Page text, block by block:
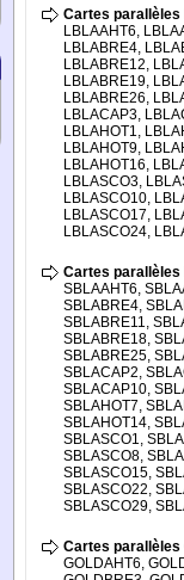
Cartes
LBLAAHT6,
LBLABRE4,
LBLABRE12,
LBLABRE19,
LBLABRE26,
LBLACAP3,
LBLAHOT1,
LBLAHOT9,
LBLAHOT16,
LBLASCO3,
LBLASCO10,
LBLASCO17,
LBLASCO24,
Cartes parallèles
SBLAAHT6,
SBLABRE4,
SBLABRE11,
SBLABRE18,
SBLABRE25,
SBLACAP2,
SBLACAP10,
SBLAHOT7,
SBLAHOT14,
SBLASCO1,
SBLASCO8,
SBLASCO15,
SBLASCO22,
SBLASCO29,
Cartes parallèles
GOLDAHT6,